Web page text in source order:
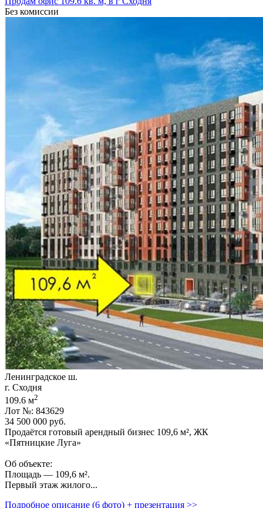
Без комиссии
Ленинградское ш.
г. Сходня
109.6 м2
Лот №: 843629
34 500 000 руб.
Продаётся готовый арендный бизнес 109,­6 м²,­ ЖК
«Пятницкие Луга»
Об объекте:
Площадь — 109,­6 м².
Первый этаж жилого...
Подробное описание (6 фото) + презентация >>